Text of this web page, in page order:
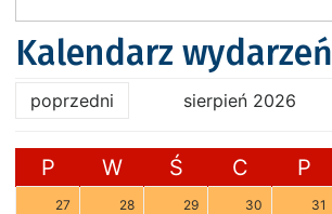
Kalendarz wydarzeń
poprzedni sierpień 2026
P W Ś C P
27 28 29 30 31